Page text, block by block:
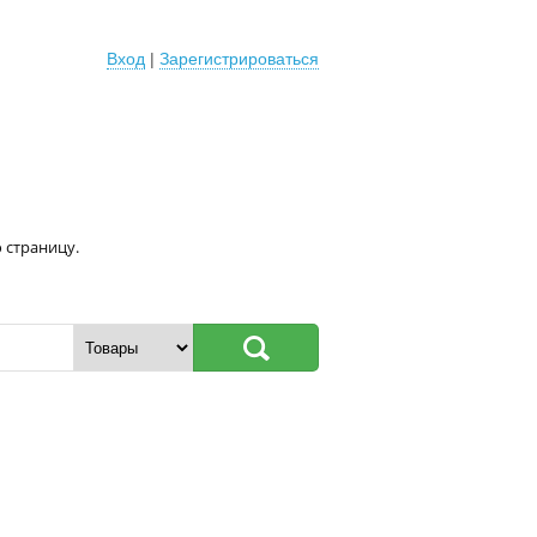
Вход | Зарегистрироваться